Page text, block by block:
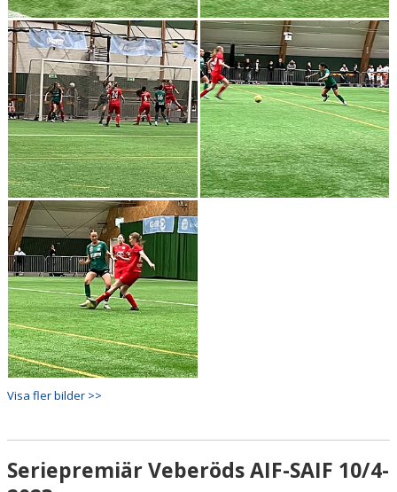
Visa fler bilder >>
Seriepremiär Veberöds AIF-SAIF 10/4-